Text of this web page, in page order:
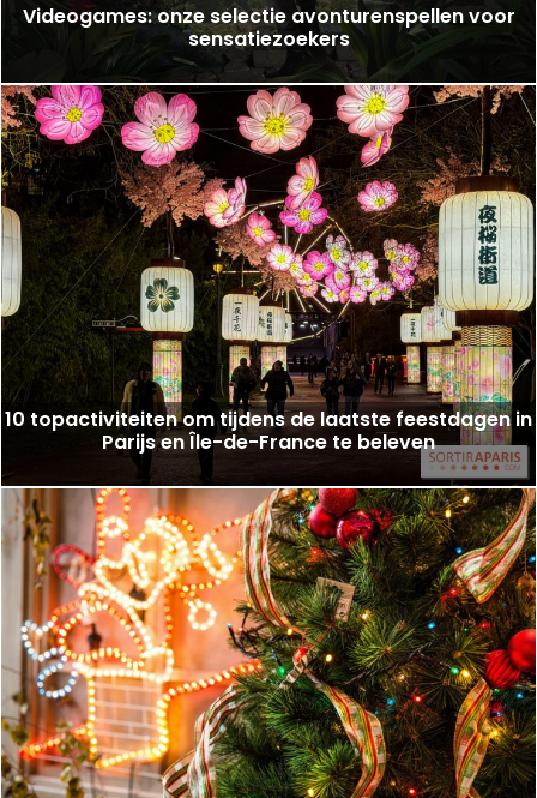
Videogames: onze selectie avonturenspellen voor
sensatiezoekers
10 topactiviteiten om tijdens de laatste feestdagen in
Parijs en Île-de-France te beleven